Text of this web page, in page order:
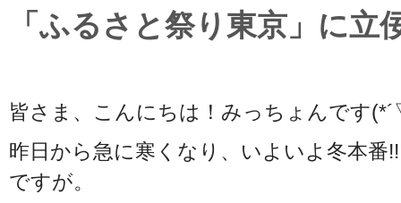
「ふるさと祭り東京」に立
皆さま、こんにちは！みっちょんです
昨日から急に寒くなり、いよいよ冬本番
ですが。